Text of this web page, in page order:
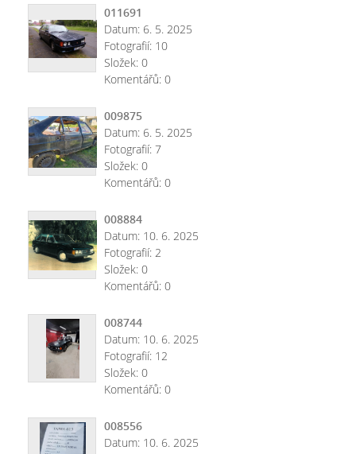
011691
Datum: 6. 5. 2025
Fotografií: 10
Složek: 0
Komentářů: 0
009875
Datum: 6. 5. 2025
Fotografií: 7
Složek: 0
Komentářů: 0
008884
Datum: 10. 6. 2025
Fotografií: 2
Složek: 0
Komentářů: 0
008744
Datum: 10. 6. 2025
Fotografií: 12
Složek: 0
Komentářů: 0
008556
Datum: 10. 6. 2025